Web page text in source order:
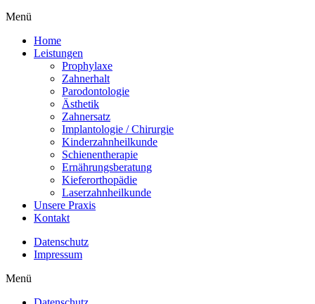
Menü
Home
Leistungen
Prophylaxe
Zahnerhalt
Parodontologie
Ästhetik
Zahnersatz
Implantologie / Chirurgie
Kinderzahnheilkunde
Schienentherapie
Ernährungsberatung
Kieferorthopädie
Laserzahnheilkunde
Unsere Praxis
Kontakt
Datenschutz
Impressum
Menü